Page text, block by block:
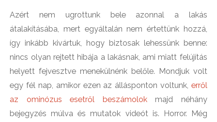
Azért nem ugrottunk bele azonnal a lakás
átalakításába, mert egyáltalán nem értettünk hozzá,
így inkább kivártuk, hogy biztosak lehessünk benne:
nincs olyan rejtett hibája a lakásnak, ami miatt felújítás
helyett fejvesztve menekülnénk belőle. Mondjuk volt
egy fél nap, amikor ezen az állásponton voltunk, erről
az ominózus esetről beszámolokmajd néhány
bejegyzés múlva és mutatok videót is. Horror. Még